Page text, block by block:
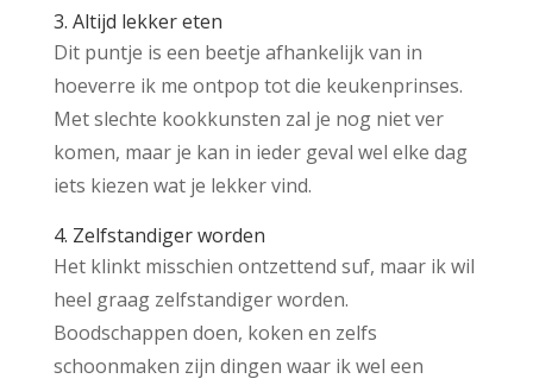
3. Altijd lekker eten
Dit puntje is een beetje afhankelijk van in
hoeverre ik me ontpop tot die keukenprinses.
Met slechte kookkunsten zal je nog niet ver
komen, maar je kan in ieder geval wel elke dag
iets kiezen wat je lekker vind.
4. Zelfstandiger worden
Het klinkt misschien ontzettend suf, maar ik wil
heel graag zelfstandiger worden.
Boodschappen doen, koken en zelfs
schoonmaken zijn dingen waar ik wel een